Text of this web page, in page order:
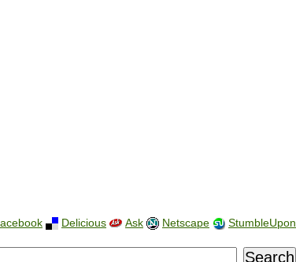
Delicious Ask Netscape StumbleUpon